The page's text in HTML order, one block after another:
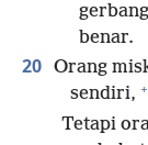
benar.
20 Orang
sendiri, +
Tetapi